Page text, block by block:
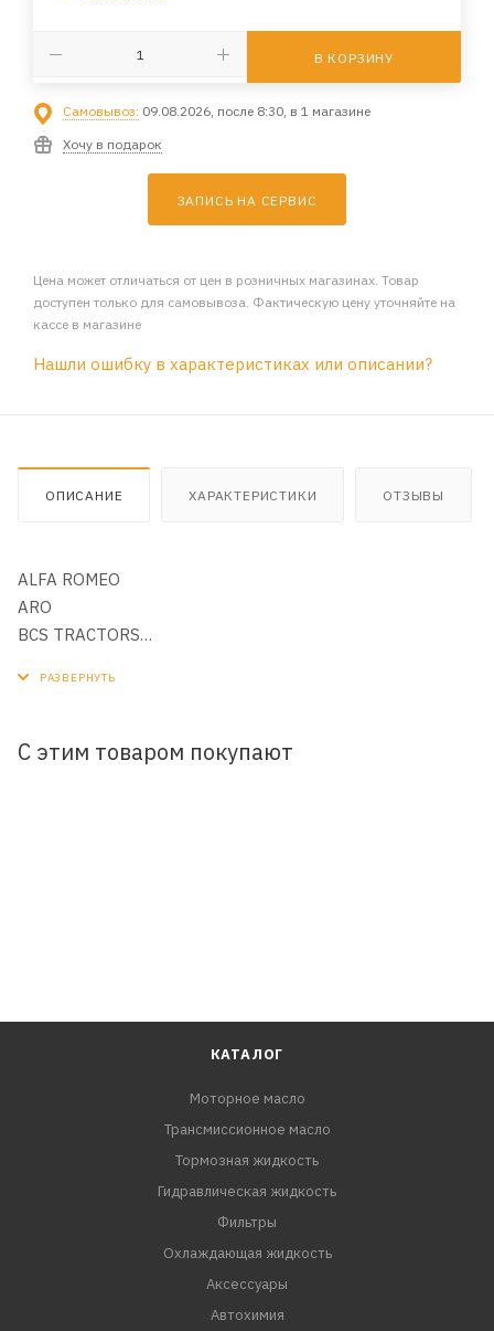
В КОРЗИНУ
Самовывоз: 09.08.2026, после 8:30, в 1 магазине
Хочу в подарок
ЗАПИСЬ НА СЕРВИС
Цена может отличаться от цен в розничных магазинах. Товар
доступен только для самовывоза. Фактическую цену уточняйте на
кассе в магазине
Нашли ошибку в характеристиках или описании?
ОПИСАНИЕ ХАРАКТЕРИСТИКИ ОТЗЫВЫ
ALFA ROMEO
ARO
BCS TRACTORS
DEUTZ AG (ENGINES)
MEGA (AIXAM-MEGA FRANCE)
MICROCAR (BENETEAU GROUP)
WEIDEMANN (WACKER NEUSON)
С этим товаром покупают
КАТАЛОГ
Моторное масло
Трансмиссионное масло
Тормозная жидкость
Гидравлическая жидкость
Фильтры
Охлаждающая жидкость
Аксессуары
Автохимия